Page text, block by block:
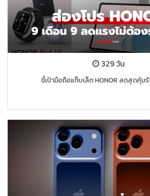
329 วัน
ชี้เป้ามือถือแท็บเล็ต HONOR ลดสุดคุ้ม